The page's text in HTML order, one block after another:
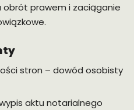
obrót prawem i zaciąganie
stron – dowód osobisty
aktu notarialnego